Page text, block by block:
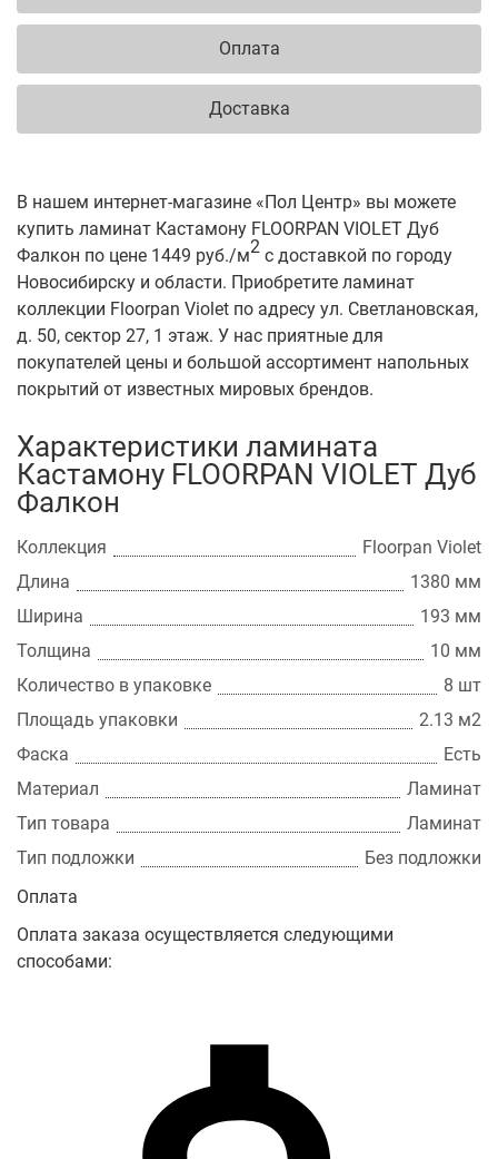
Оплата
Доставка
В нашем интернет-магазине «Пол Центр» вы можете
купить ламинат Кастамону FLOORPAN VIOLET Дуб
Фалкон по цене 1449 руб./м2 с доставкой по городу
Новосибирску и области. Приобретите ламинат
коллекции Floorpan Violet по адресу ул. Светлановская,
д. 50, сектор 27, 1 этаж. У нас приятные для
покупателей цены и большой ассортимент напольных
покрытий от известных мировых брендов.
Характеристики ламината
Кастамону FLOORPAN VIOLET Дуб
Фалкон
Коллекция
Floorpan Violet
Длина
1380 мм
Ширина
193 мм
Толщина
10 мм
Количество в упаковке
8 шт
Площадь упаковки
2.13 м2
Фаска
Есть
Материал
Ламинат
Тип товара
Ламинат
Тип подложки
Без подложки
Оплата
Оплата заказа осуществляется следующими
способами: